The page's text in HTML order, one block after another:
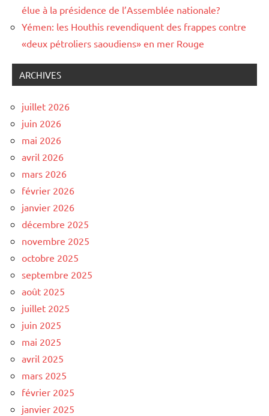
élue à la présidence de l’Assemblée nationale?
Yémen: les Houthis revendiquent des frappes contre
«deux pétroliers saoudiens» en mer Rouge
ARCHIVES
juillet 2026
juin 2026
mai 2026
avril 2026
mars 2026
février 2026
janvier 2026
décembre 2025
novembre 2025
octobre 2025
septembre 2025
août 2025
juillet 2025
juin 2025
mai 2025
avril 2025
mars 2025
février 2025
janvier 2025